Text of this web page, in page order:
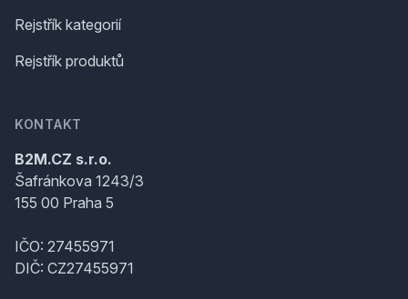
Rejstřík kategorií
Rejstřík produktů
KONTAKT
B2M.CZ s.r.o.
Šafránkova 1243/3
155 00 Praha 5
IČO: 27455971
DIČ: CZ27455971